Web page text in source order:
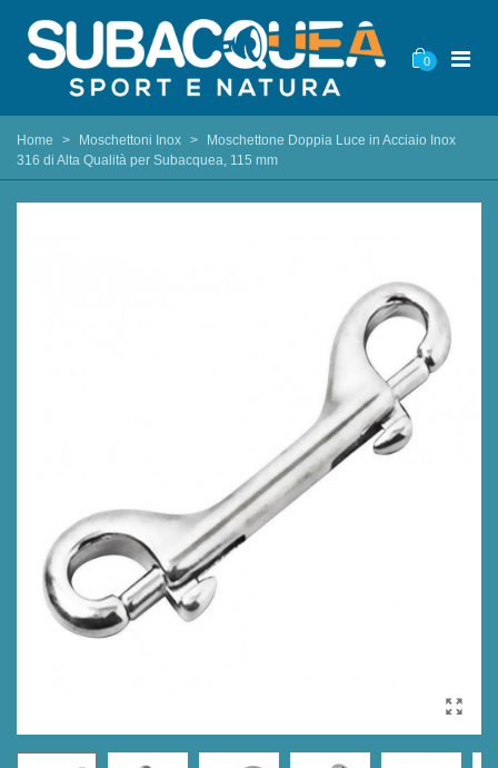
0
Home > Moschettoni Inox >
Moschettone Doppia Luce in Acciaio Inox
316 di Alta Qualità per Subacquea, 115 mm